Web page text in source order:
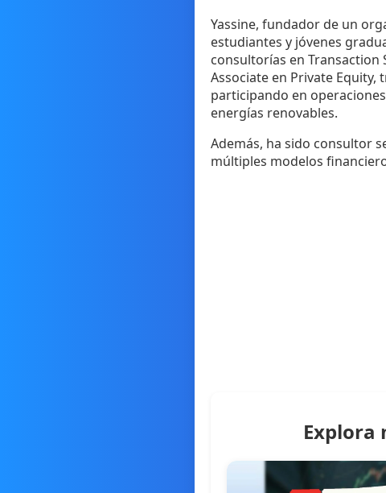
Yassine, fundador de un
estudiantes y jóvenes
consultorías en Transaction
Associate en Private
participando en
energías renovables.
Además, ha sido consultor
múltiples modelos
Explora